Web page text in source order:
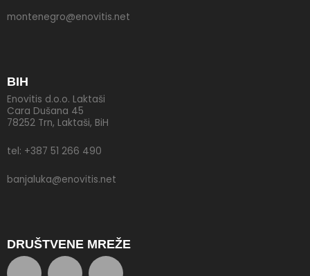
montenegro@enovitis.net
BIH
Enovitis d.o.o. Laktaši
Cara Dušana 45
78252 Trn, Laktaši, BiH
tel: +387 51 266 490
banjaluka@enovitis.net
DRUŠTVENE MREŽE